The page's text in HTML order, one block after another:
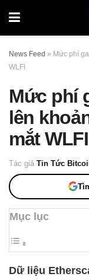
News Feed » Mức phí
WLFI
Mức phí
lên
mắt WLFI
Tác giả Tin Tức
Mục lục
Dữ liệu